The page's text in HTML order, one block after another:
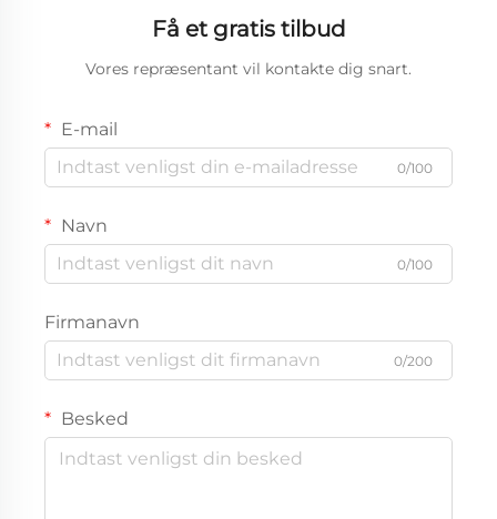
Få et gratis tilbud
Vores repræsentant vil kontakte dig snart.
E-mail
0/100
Navn
0/100
Firmanavn
0/200
Besked